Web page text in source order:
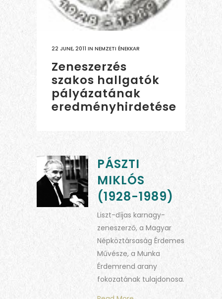
22 JUNE, 2011 IN NEMZETI ÉNEKKAR
Zeneszerzés
szakos hallgatók
pályázatának
eredményhirdetése
PÁSZTI
MIKLÓS
(1928-1989)
Liszt-díjas karnagy-
zeneszerző, a Magyar
Népköztársaság Érdemes
Művésze, a Munka
Érdemrend arany
fokozatának tulajdonosa.